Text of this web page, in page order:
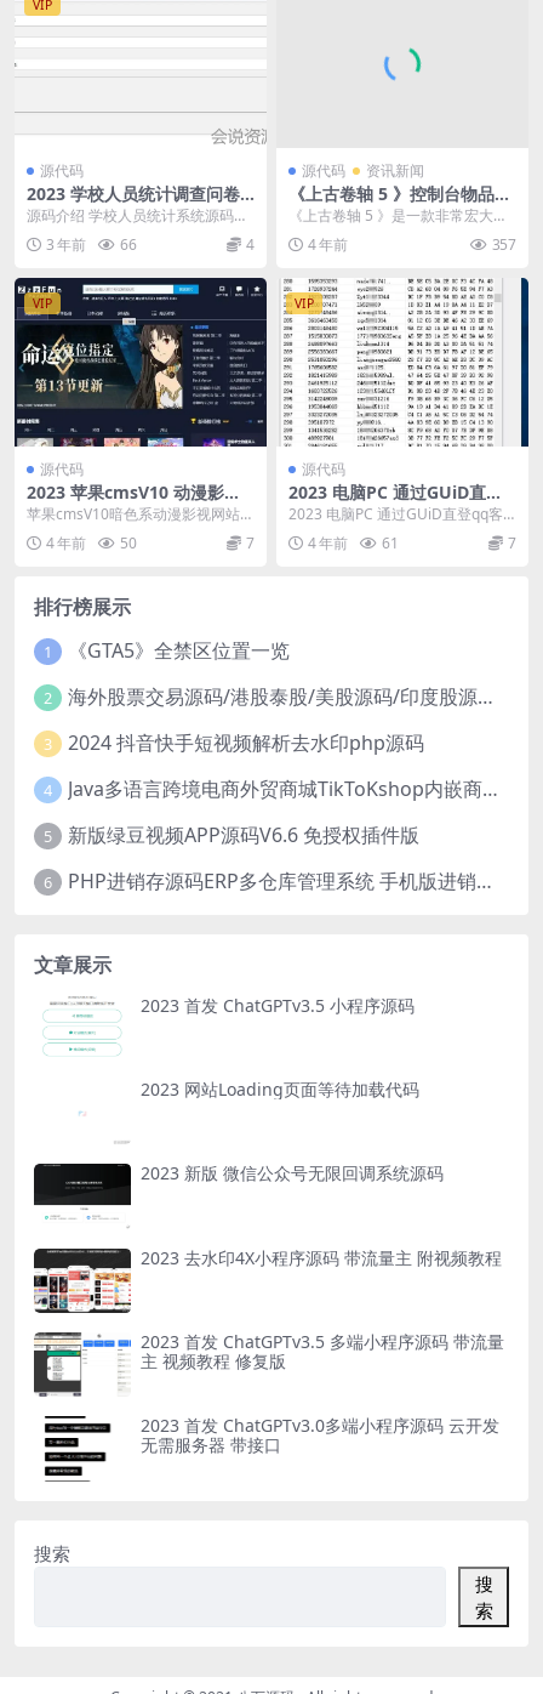
VIP
源代码
2023 学校人员统计调查问卷
表系统源码
源码介绍 学校人员统计系统源码调
查问卷表(学校人员统计系统源码怎
么做)，简单源码...
3 年前 66 4
源代码 资讯新闻
《上古卷轴 5 》控制台物品获
得代码5—武器、怪物
《上古卷轴 5 》是一款非常宏大的
史诗制开放游戏，想必有很多小伙
伴都进游戏体验过...
4 年前 357
VIP
源代码
2023 苹果cmsV10 动漫影视
网站主题模板
苹果cmsV10暗色系动漫影视网站模
板 带留言、会员中心、评论等功能
这苹果cms...
4 年前 50 7
VIP
源代码
2023 电脑PC 通过GUiD直登q
q客户端
2023 电脑PC 通过GUiD直登qq客
户端
4 年前 61 7
排行榜展示
1 《GTA5》全禁区位置一览
2 海外股票交易源码/港股泰股/美股源码/印度股源码/马拉西亚股票源码/国际股票配资
3 2024 抖音快手短视频解析去水印php源码
4 Java多语言跨境电商外贸商城TikToKshop内嵌商城I商家入驻I一键铺
5 新版绿豆视频APP源码V6.6 免授权插件版
6 PHP进销存源码ERP多仓库管理系统 手机版进销存 php网络版进销存小程序
文章展示
2023 首发 ChatGPTv3.5 小程序源码
2023 网站Loading页面等待加载代码
2023 新版 微信公众号无限回调系统源码
2023 去水印4X小程序源码 带流量主 附视频教程
2023 首发 ChatGPTv3.5 多端小程序源码 带流量
主 视频教程 修复版
2023 首发 ChatGPTv3.0多端小程序源码 云开发
无需服务器 带接口
搜索
搜
索